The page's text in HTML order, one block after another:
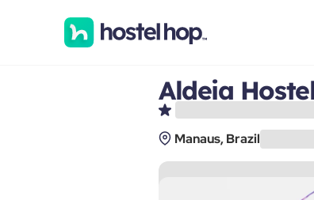
Aldeia
Manaus, Brazil